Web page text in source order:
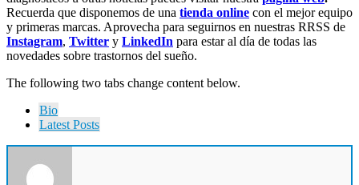
Recuerda que disponemos de una tienda online con el mejor equipo
y primeras marcas. Aprovecha para seguirnos en nuestras RRSS de
Instagram, Twitter y LinkedIn para estar al día de todas las
novedades sobre trastornos del sueño.
The following two tabs change content below.
Bio
Latest Posts